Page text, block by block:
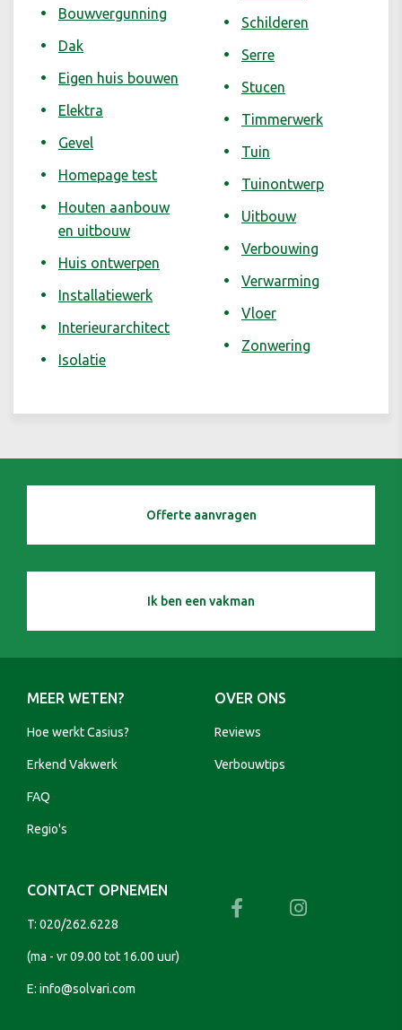
Bouwvergunning
Dak
Eigen huis bouwen
Elektra
Gevel
Homepage test
Houten aanbouw
en uitbouw
Huis ontwerpen
Installatiewerk
Interieurarchitect
Isolatie
Schilderen
Serre
Stucen
Timmerwerk
Tuin
Tuinontwerp
Uitbouw
Verbouwing
Verwarming
Vloer
Zonwering
Offerte aanvragen
Ik ben een vakman
MEER WETEN?
Hoe werkt Casius?
Erkend Vakwerk
FAQ
Regio's
OVER ONS
Reviews
Verbouwtips
CONTACT OPNEMEN
T: 020/262.6228
(ma - vr 09.00 tot 16.00 uur)
E: info@solvari.com